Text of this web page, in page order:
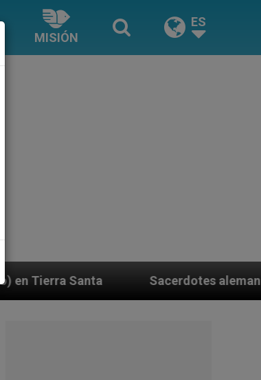
MISIÓN
ES
Sacerdotes alemanes fieles al Papa